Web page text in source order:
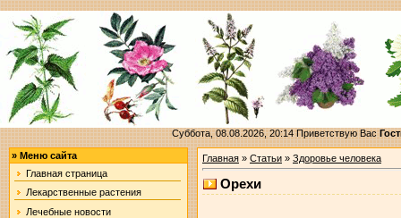
Суббота, 08.08.2026, 20:14Приветствую Вас
» Меню сайта
Главная страница
Лекарственные растения
Лечебные новости
Главная» Статьи» Здоровье человека
Орехи